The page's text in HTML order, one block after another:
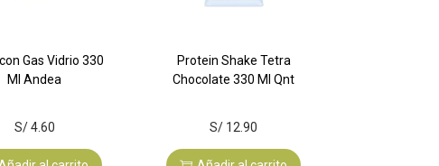
Gas Vidrio 330
Ml Andea
S/4.60
Protein Shake Tetra
Chocolate 330 Ml Qnt
S/ 12.90